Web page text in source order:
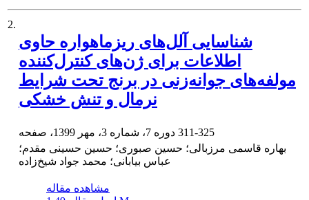
2.
شناسایی آلل‌های ریز‌ماهواره حاوی
اطلاعات برای ژن‌های کنترل‌کننده
مولفه‌های جوانه‌زنی در برنج تحت شرایط
نرمال و تنش خشکی
311-325
بهاره قاسمی مرزبالی؛ حسین صبوری؛ حسین حسینی مقدم؛
عباس بیابانی؛ محمد جواد شیخ‌زاده
مشاهده مقاله